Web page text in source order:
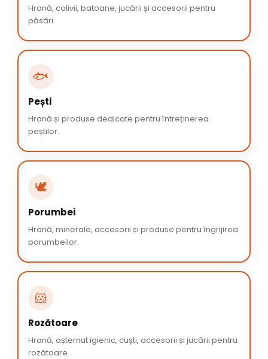
Hrană, colivii, batoane, jucării și accesorii pentru
păsări.
🐟
Pești
Hrană și produse dedicate pentru întreținerea
peștilor.
🕊️
Porumbei
Hrană, minerale, accesorii și produse pentru îngrijirea
porumbeilor.
🐹
Rozătoare
Hrană, așternut igienic, cuști, accesorii și jucării pentru
rozătoare.